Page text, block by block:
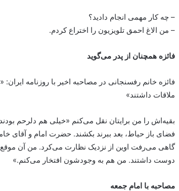
– چه کار مهمی انجام دادید؟
– من الاغ احمق تلویزیون را اختراع کردم.
فائزه همچنان از پدر می‌گوید
فائزه خانم رفسنجانی در مصاحبه اخیر با روزنامه ایران:
ملاقات داشتند»
فضای باز حیاط، بعد ببرند بکشند. حضرت امام و آقای
گاهی می‌رفت اوین از نزدیک نظارت می‌کرد. من آن موقع
دوست داشتند. من هم به وجودشون افتخار می‌کنم.»
مصاحبه با امام جمعه